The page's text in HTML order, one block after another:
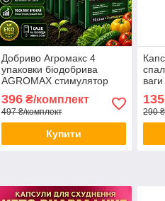
Добриво Агромакс 4
упаковки біодобрива
AGROMAX стимулятор
opt-D488023
396₴/комплект
497 ₴/комплект
Купити
135
290